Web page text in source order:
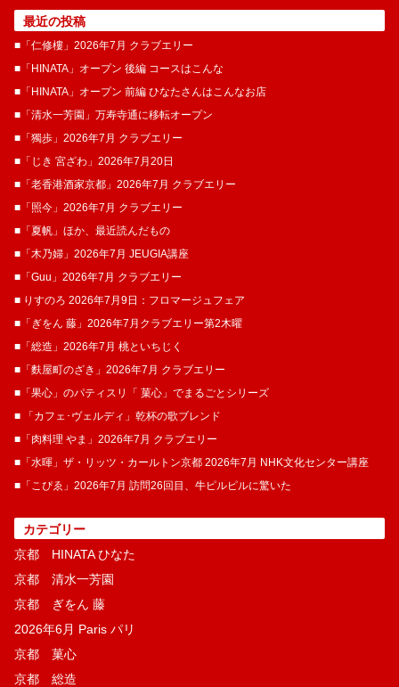
最近の投稿
■「仁修樓」2026年7月 クラブエリー
■「HINATA」オープン 後編 コースはこんな
■「HINATA」オープン 前編 ひなたさんはこんなお店
■「清水一芳園」万寿寺通に移転オープン
■「獨歩」2026年7月 クラブエリー
■「じき 宮ざわ」2026年7月20日
■「老香港酒家京都」2026年7月 クラブエリー
■「照今」2026年7月 クラブエリー
■「夏帆」ほか、最近読んだもの
■「木乃婦」2026年7月 JEUGIA講座
■「Guu」2026年7月 クラブエリー
■ りすのろ 2026年7月9日：フロマージュフェア
■「ぎをん 藤」2026年7月クラブエリー第2木曜
■「総造」2026年7月 桃といちじく
■「麩屋町のざき」2026年7月 クラブエリー
■「果心」のパティスリ「 菓​心」でまるごとシリーズ
■ 「カフェ･ヴェルディ」乾杯の歌ブレンド
■「肉料理 やま」2026年7月 クラブエリー
■「水暉」ザ・リッツ・カールトン京都 2026年7月 NHK文化センター講座
■「こぴゑ」2026年7月 訪問26回目、牛ピルピルに驚いた
カテゴリー
京都 HINATA ひなた
京都 清水一芳園
京都 ぎをん 藤
2026年6月 Paris パリ
京都 菓​心
京都 総造